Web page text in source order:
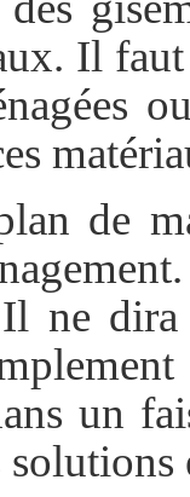
Il
de
Il ne
un
solutions